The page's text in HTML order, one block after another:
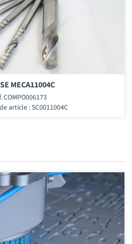
MECA11004C
COMPO006173
article : SC0011004C